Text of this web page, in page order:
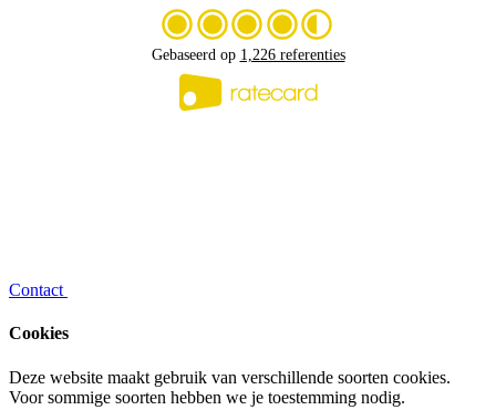
Gebaseerd op 1,226 referenties
Contact
Cookies
Deze website maakt gebruik van verschillende soorten cookies.
Voor sommige soorten hebben we je toestemming nodig.